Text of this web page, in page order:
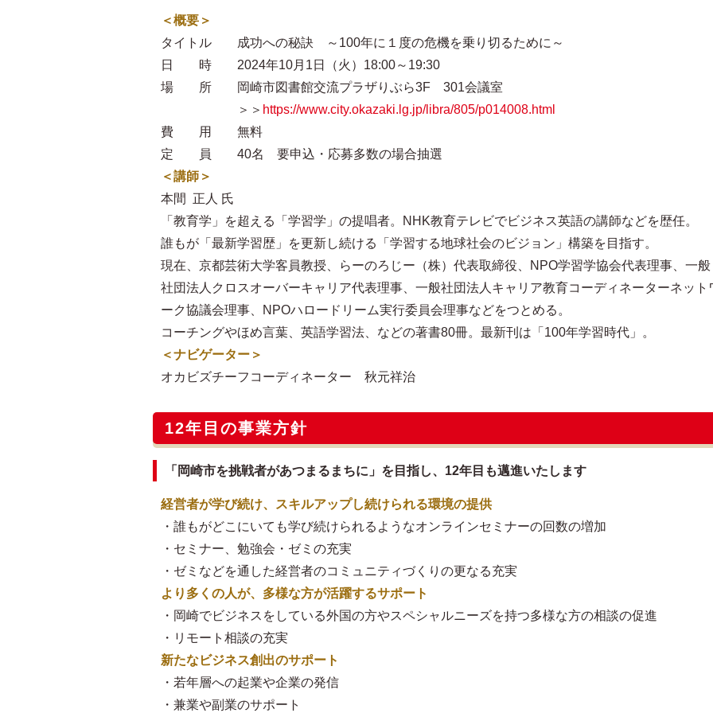
＜概要＞
タイトル 成功への秘訣 ～100年に１度の危機を乗り切るために～
日 時 2024年10月1日（火）18:00～19:30
場 所 岡崎市図書館交流プラザりぶら3F 301会議室
＞＞ https://www.city.okazaki.lg.jp/libra/805/p014008.html
費 用 無料
定 員 40名 要申込・応募多数の場合抽選
＜講師＞
本間 正人 氏
「教育学」を超える「学習学」の提唱者。NHK教育テレビでビジネス英語の講師などを歴任。
誰もが「最新学習歴」を更新し続ける「学習する地球社会のビジョン」構築を目指す。
現在、京都芸術大学客員教授、らーのろじー（株）代表取締役、NPO学習学協会代表理事、一般
社団法人クロスオーバーキャリア代表理事、一般社団法人キャリア教育コーディネーターネット
ーク協議会理事、NPOハロードリーム実行委員会理事などをつとめる。
コーチングやほめ言葉、英語学習法、などの著書80冊。最新刊は「100年学習時代」。
＜ナビゲーター＞
オカビズチーフコーディネーター 秋元祥治
12年目の事業方針
「岡崎市を挑戦者があつまるまちに」を目指し、12年目も邁進いたします
経営者が学び続け、スキルアップし続けられる環境の提供
・誰もがどこにいても学び続けられるようなオンラインセミナーの回数の増加
・セミナー、勉強会・ゼミの充実
・ゼミなどを通した経営者のコミュニティづくりの更なる充実
より多くの人が、多様な方が活躍するサポート
・岡崎でビジネスをしている外国の方やスペシャルニーズを持つ多様な方の相談の促進
・リモート相談の充実
新たなビジネス創出のサポート
・若年層への起業や企業の発信
・兼業や副業のサポート